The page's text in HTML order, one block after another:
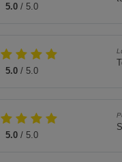
5.0/ 5.0
5.0/ 5.0
5.0/ 5.0